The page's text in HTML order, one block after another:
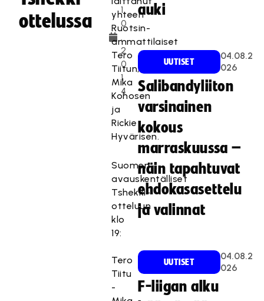
ottelussa
1
0
.
2
0
1
4
yhteen
Ruotsin-
ammattilaiset
Tero
Tiitun,
Mika
Kohosen
ja
Rickie
Hyvärisen.
Suomen
avauskentälliset
Tshekki-
otteluun
klo
19:
Tero
Tiitu
-
auki
UUTISET
04.08.2
026
Salibandyliiton
varsinainen
kokous
marraskuussa –
näin tapahtuvat
ehdokasasettelu
ja valinnat
UUTISET
04.08.2
026
F-liigan alku